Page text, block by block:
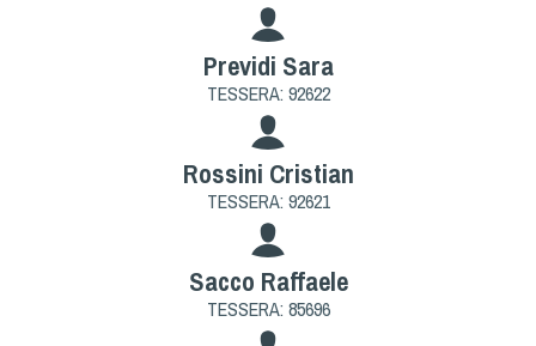
Previdi Sara
TESSERA: 92622
Rossini Cristian
TESSERA: 92621
Sacco Raffaele
TESSERA: 85696